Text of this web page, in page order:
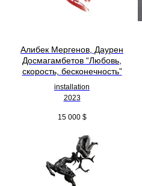
Алибек Мергенов, Даурен
Досмагамбетов “Любовь,
скорость, бесконечность”
installation
2023
15 000 $